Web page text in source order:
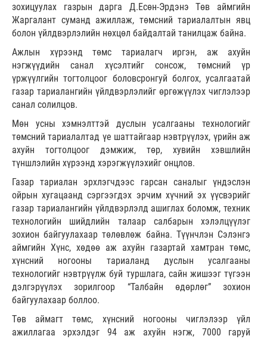
зохицуулах газрын дарга Д.Есөн-Эрдэнэ Төв аймгийн
Жаргалант суманд ажиллаж, төмсний тариалалтын явц
болон үйлдвэрлэлийн нөхцөл байдалтай танилцаж байна.
Ажлын хүрээнд төмс тариалагч иргэн, аж ахуйн
нэгжүүдийн санал хүсэлтийг сонсож, төмсний үр
үржүүлгийн тогтолцоог боловсронгуй болгох, усалгаатай
газар тариалангийн үйлдвэрлэлийг өргөжүүлэх чиглэлээр
санал солилцов.
Мөн усны хэмнэлттэй дуслын усалгааны технологийг
төмсний тариалалтад үе шаттайгаар нэвтрүүлэх, үрийн аж
ахуйн тогтолцоог дэмжиж, төр, хувийн хэвшлийн
түншлэлийн хүрээнд хэрэгжүүлэхийг онцлов.
Газар тариалан эрхлэгчдээс гарсан саналыг үндэслэн
ойрын хугацаанд сэргээгдэх эрчим хүчний эх үүсвэрийг
газар тариалангийн үйлдвэрлэлд ашиглах боломж, техник
технологийн шийдлийн талаар салбарын хэлэлцүүлэг
зохион байгуулахаар төлөвлөж байна. Түүнчлэн Сэлэнгэ
аймгийн Хүнс, хөдөө аж ахуйн газартай хамтран төмс,
хүнсний ногооны тариаланд дуслын усалгааны
технологийг нэвтрүүлж буй туршлага, сайн жишээг түгээн
дэлгэрүүлэх зорилгоор “Талбайн өдөрлөг” зохион
байгуулахаар боллоо.
Төв аймагт төмс, хүнсний ногооны чиглэлээр үйл
ажиллагаа эрхэлдэг 94 аж ахуйн нэгж, 7000 гаруй